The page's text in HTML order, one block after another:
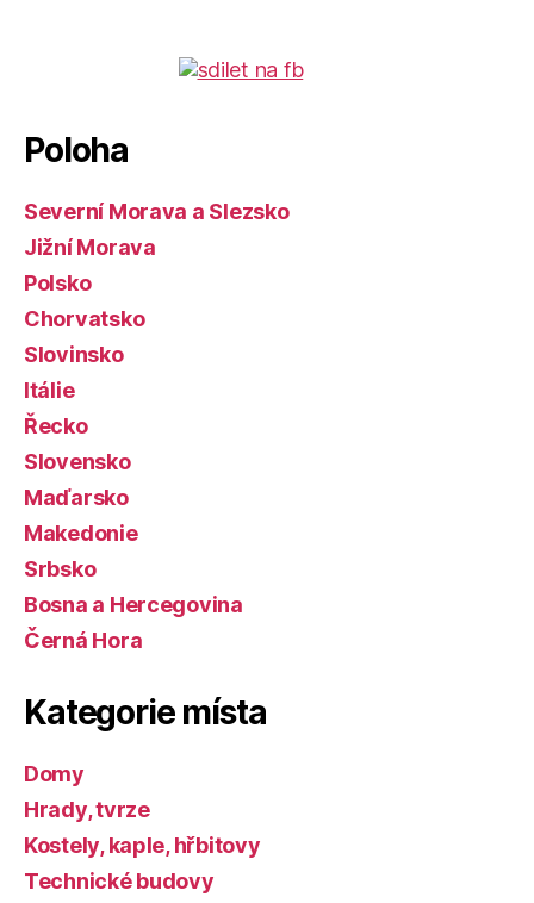
Poloha
Severní Morava a Slezsko
Jižní Morava
Polsko
Chorvatsko
Slovinsko
Itálie
Řecko
Slovensko
Maďarsko
Makedonie
Srbsko
Bosna a Hercegovina
Černá Hora
Kategorie místa
Domy
Hrady, tvrze
Kostely, kaple, hřbitovy
Technické budovy